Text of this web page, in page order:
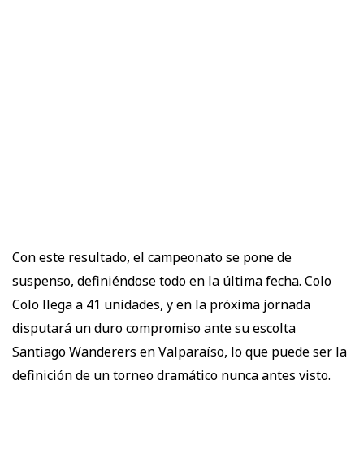
Con este resultado, el campeonato se pone de
suspenso, definiéndose todo en la última fecha. Colo
Colo llega a 41 unidades, y en la próxima jornada
disputará un duro compromiso ante su escolta
Santiago Wanderers en Valparaíso, lo que puede ser la
definición de un torneo dramático nunca antes visto.